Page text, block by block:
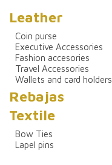
Leather
Coin purse
Executive Accessories
Fashion accesories
Travel Accessories
Wallets and card holders
Rebajas
Textile
Bow Ties
Lapel pins